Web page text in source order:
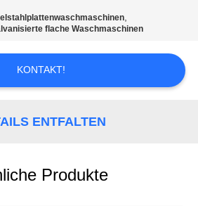
,
flache Waschmaschinen
KONTAKT!
ENTFALTEN
Produkte